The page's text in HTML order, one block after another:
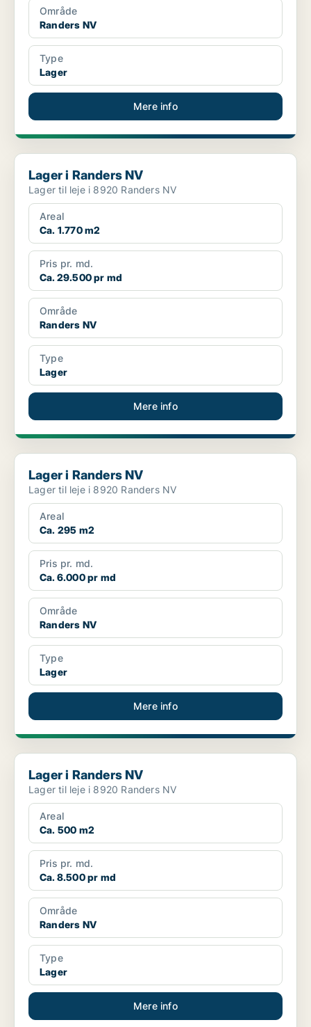
Område
Randers NV
Type
Lager
Mere info
Lager i Randers NV
Lager i Randers NV
Lager til leje i 8920 Randers NV
Areal
Ca. 1.770 m2
Pris pr. md.
Ca. 29.500 pr md
Område
Randers NV
Type
Lager
Mere info
Lager i Randers NV
Lager i Randers NV
Lager til leje i 8920 Randers NV
Areal
Ca. 295 m2
Pris pr. md.
Ca. 6.000 pr md
Område
Randers NV
Type
Lager
Mere info
Lager i Randers NV
Lager i Randers NV
Lager til leje i 8920 Randers NV
Areal
Ca. 500 m2
Pris pr. md.
Ca. 8.500 pr md
Område
Randers NV
Type
Lager
Mere info